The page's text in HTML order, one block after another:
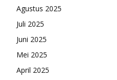
Agustus 2025
Juli 2025
Juni 2025
Mei 2025
April 2025